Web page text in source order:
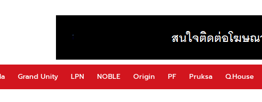
Grand Unity LPN NOBLE Origin PF Pruksa Q.House